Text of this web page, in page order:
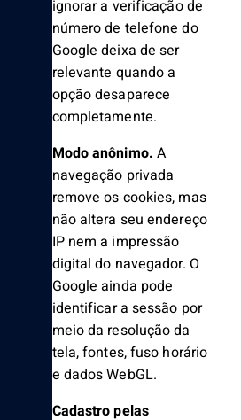
ignorar a verificação de
número de telefone do
Google deixa de ser
relevante quando a
opção desaparece
completamente.
Modo anônimo. A
navegação privada
remove os cookies, mas
não altera seu endereço
IP nem a impressão
digital do navegador. O
Google ainda pode
identificar a sessão por
meio da resolução da
tela, fontes, fuso horário
e dados WebGL.
Cadastro pelas